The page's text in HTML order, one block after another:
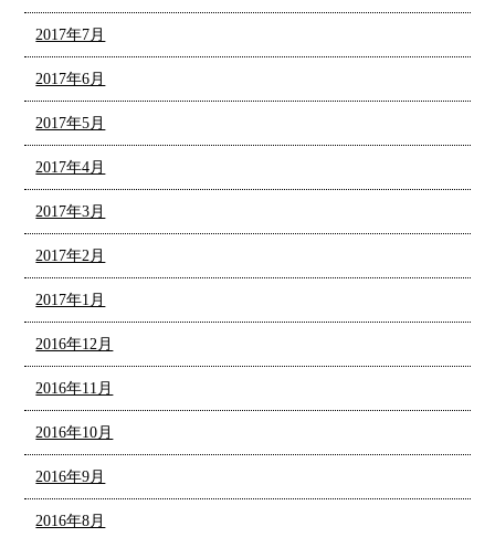
2017年7月
2017年6月
2017年5月
2017年4月
2017年3月
2017年2月
2017年1月
2016年12月
2016年11月
2016年10月
2016年9月
2016年8月